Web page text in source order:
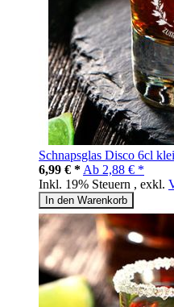
Schnapsglas Disco 6cl
6,99 € * Ab 2,88 € *
Inkl. 19% Steuern , exkl.
In den Warenkorb